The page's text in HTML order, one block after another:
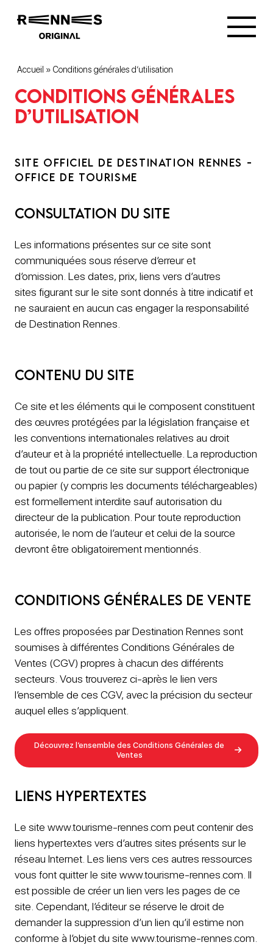
Accueil » Conditions générales d’utilisation
Conditions générales
d’utilisation
SITE OFFICIEL DE DESTINATION RENNES -
OFFICE DE TOURISME
Consultation du site
Les informations présentes sur ce site sont
communiquées sous réserve d’erreur et
d’omission. Les dates, prix, liens vers d’autres
sites figurant sur le site sont donnés à titre indicatif et
ne sauraient en aucun cas engager la responsabilité
de Destination Rennes.
Contenu du site
Ce site et les éléments qui le composent constituent
des œuvres protégées par la législation française et
les conventions internationales relatives au droit
d’auteur et à la propriété intellectuelle. La reproduction
de tout ou partie de ce site sur support électronique
ou papier (y compris les documents téléchargeables)
est formellement interdite sauf autorisation du
directeur de la publication. Pour toute reproduction
autorisée, le nom de l’auteur et celui de la source
devront être obligatoirement mentionnés.
Conditions Générales de Vente
Les offres proposées par Destination Rennes sont
soumises à différentes Conditions Générales de
Ventes (CGV) propres à chacun des différents
secteurs. Vous trouverez ci-après le lien vers
l’ensemble de ces CGV, avec la précision du secteur
auquel elles s’appliquent.
Découvrez l’ensemble des Conditions Générales de
Ventes
Liens hypertextes
Le site www.tourisme-rennes.com peut contenir des
liens hypertextes vers d’autres sites présents sur le
réseau Internet. Les liens vers ces autres ressources
vous font quitter le site www.tourisme-rennes.com. Il
est possible de créer un lien vers les pages de ce
site. Cependant, l’éditeur se réserve le droit de
demander la suppression d’un lien qu’il estime non
conforme à l’objet du site www.tourisme-rennes.com.